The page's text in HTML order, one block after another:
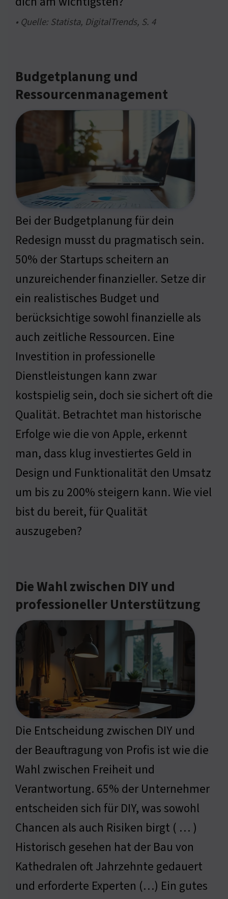
• Quelle: Statista, DigitalTrends, S. 4
Budgetplanung und
Ressourcenmanagement
Bei der Budgetplanung für dein
Redesign musst du pragmatisch sein.
50% der Startups scheitern an
unzureichender finanzieller. Setze dir
ein realistisches Budget und
berücksichtige sowohl finanzielle als
auch zeitliche Ressourcen. Eine
Investition in professionelle
Dienstleistungen kann zwar
kostspielig sein, doch sie sichert oft die
Qualität. Betrachtet man historische
Erfolge wie die von Apple, erkennt
man, dass klug investiertes Geld in
Design und Funktionalität den Umsatz
um bis zu 200% steigern kann. Wie viel
bist du bereit, für Qualität
auszugeben?
Die Wahl zwischen DIY und
professioneller Unterstützung
Die Entscheidung zwischen DIY und
der Beauftragung von Profis ist wie die
Wahl zwischen Freiheit und
Verantwortung. 65% der Unternehmer
entscheiden sich für DIY, was sowohl
Chancen als auch Risiken birgt ( … )
Historisch gesehen hat der Bau von
Kathedralen oft Jahrzehnte gedauert
und erforderte Experten (…) Ein gutes